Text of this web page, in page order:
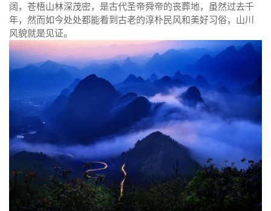
阔，苍梧山林深茂密，是古代圣帝舜帝的丧葬地，虽然过去千
年，然而如今处处都能看到古老的淳朴民风和美好习俗，山川
风貌就是见证。